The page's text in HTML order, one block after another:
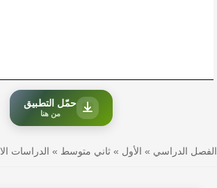
حمّل التطبيق
من هنا
الفصل الدراسي » الأول » ثاني متوسط » الدراسات